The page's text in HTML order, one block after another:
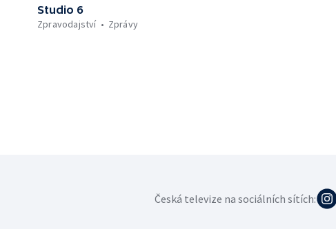
Studio 6
Zpravodajství
Zprávy
Česká televize na sociálních sítích: